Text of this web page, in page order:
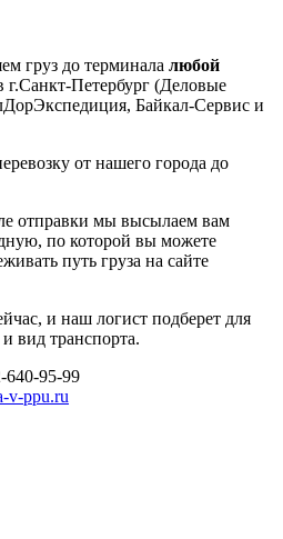
груз до терминала любой
г.Санкт-Петербург (Деловые
Байкал-Сервис и
от нашего города до
отправки мы высылаем вам
по которой вы можете
путь груза на сайте
и наш логист подберет для
вид транспорта.
640-95-99
v-ppu.ru